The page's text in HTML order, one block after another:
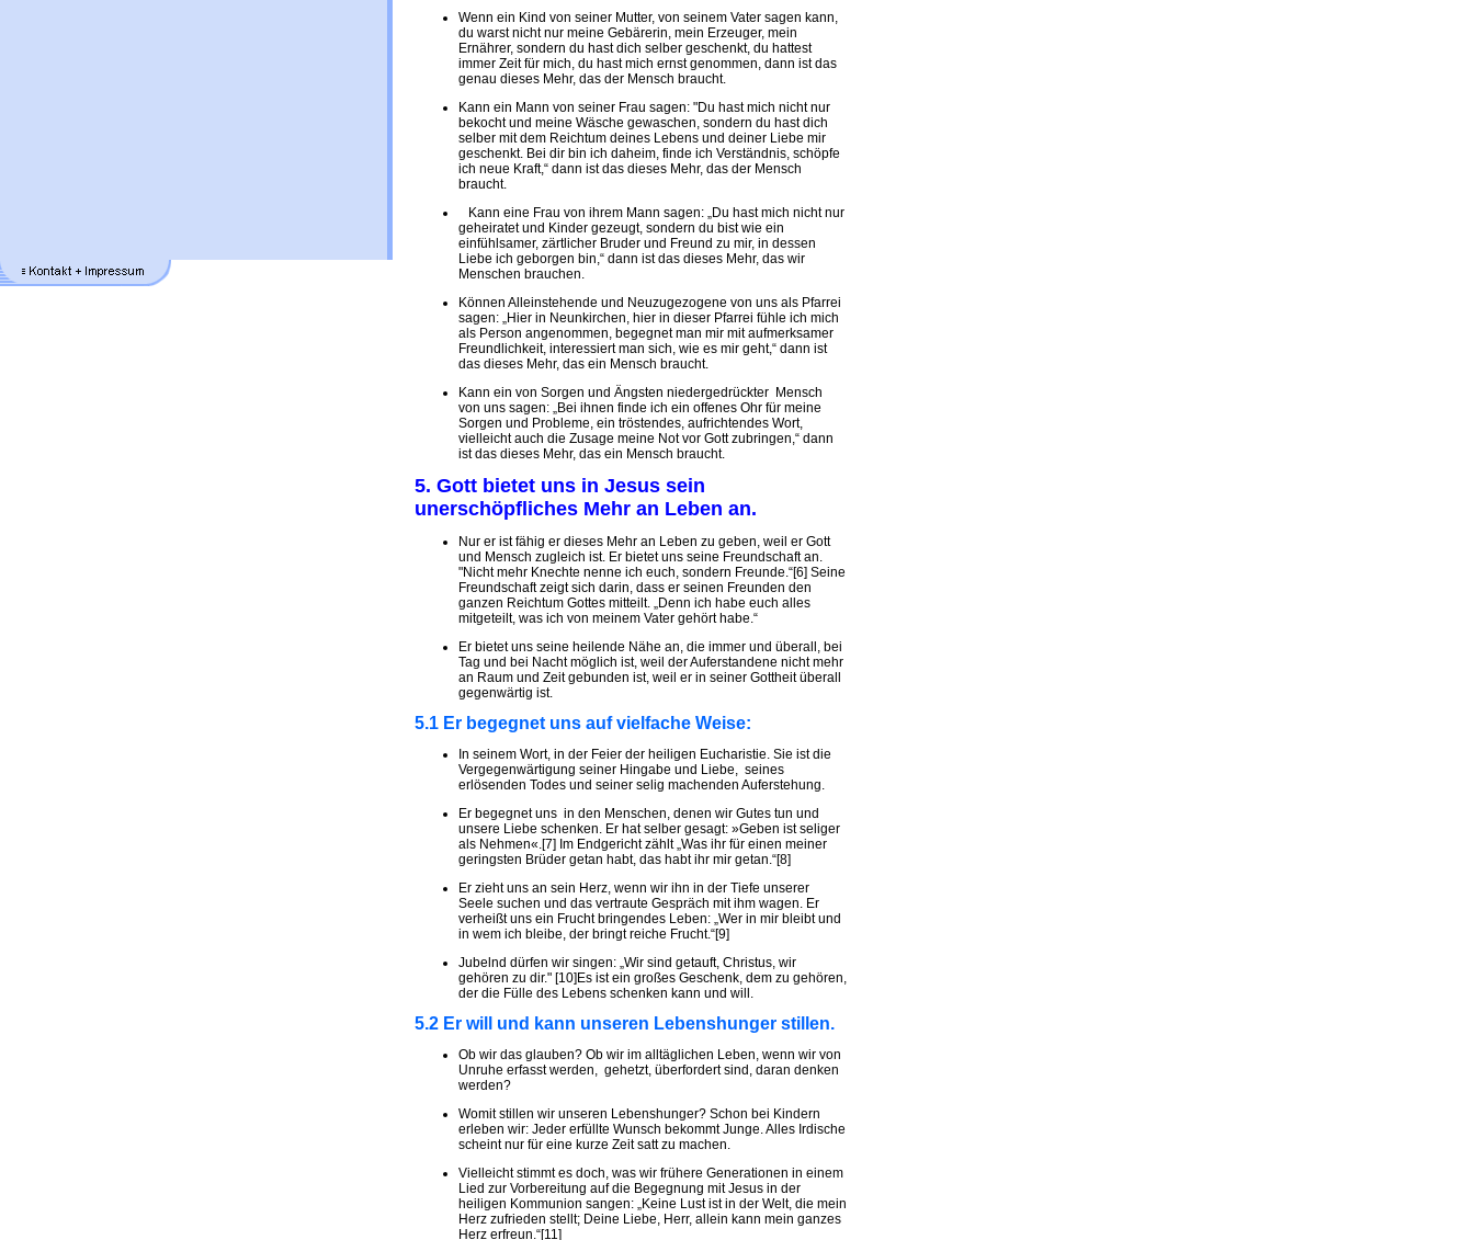
Wenn ein Kind von seiner Mutter, von seinem Vater sagen kann,
du warst nicht nur meine Gebärerin, mein Erzeuger, mein
Ernährer, sondern du hast dich selber geschenkt, du hattest
immer Zeit für mich, du hast mich ernst genommen, dann ist das
genau dieses Mehr, das der Mensch braucht.
Kann ein Mann von seiner Frau sagen: "Du hast mich nicht nur
bekocht und meine Wäsche gewaschen, sondern du hast dich
selber mit dem Reichtum deines Lebens und deiner Liebe mir
geschenkt. Bei dir bin ich daheim, finde ich Verständnis, schöpfe
ich neue Kraft,“ dann ist das dieses Mehr, das der Mensch
braucht.
Kann eine Frau von ihrem Mann sagen: „Du hast mich nicht nur
geheiratet und Kinder gezeugt, sondern du bist wie ein
einfühlsamer, zärtlicher Bruder und Freund zu mir, in dessen
Liebe ich geborgen bin,“ dann ist das dieses Mehr, das wir
Menschen brauchen.
Können Alleinstehende und Neuzugezogene von uns als Pfarrei
sagen: „Hier in Neunkirchen, hier in dieser Pfarrei fühle ich mich
als Person angenommen, begegnet man mir mit aufmerksamer
Freundlichkeit, interessiert man sich, wie es mir geht,“ dann ist
das dieses Mehr, das ein Mensch braucht.
Kann ein von Sorgen und Ängsten niedergedrückter Mensch
von uns sagen: „Bei ihnen finde ich ein offenes Ohr für meine
Sorgen und Probleme, ein tröstendes, aufrichtendes Wort,
vielleicht auch die Zusage meine Not vor Gott zubringen,“ dann
ist das dieses Mehr, das ein Mensch braucht.
5. Gott bietet uns in Jesus sein
unerschöpfliches Mehr an Leben an.
Nur er ist fähig er dieses Mehr an Leben zu geben, weil er Gott
und Mensch zugleich ist. Er bietet uns seine Freundschaft an.
"Nicht mehr Knechte nenne ich euch, sondern Freunde.“[6] Seine
Freundschaft zeigt sich darin, dass er seinen Freunden den
ganzen Reichtum Gottes mitteilt. „Denn ich habe euch alles
mitgeteilt, was ich von meinem Vater gehört habe.“
Er bietet uns seine heilende Nähe an, die immer und überall, bei
Tag und bei Nacht möglich ist, weil der Auferstandene nicht mehr
an Raum und Zeit gebunden ist, weil er in seiner Gottheit überall
gegenwärtig ist.
5.1 Er begegnet uns auf vielfache Weise:
In seinem Wort, in der Feier der heiligen Eucharistie. Sie ist die
Vergegenwärtigung seiner Hingabe und Liebe, seines
erlösenden Todes und seiner selig machenden Auferstehung.
Er begegnet uns in den Menschen, denen wir Gutes tun und
unsere Liebe schenken. Er hat selber gesagt: »Geben ist seliger
als Nehmen«.[7] Im Endgericht zählt „Was ihr für einen meiner
geringsten Brüder getan habt, das habt ihr mir getan.“[8]
Er zieht uns an sein Herz, wenn wir ihn in der Tiefe unserer
Seele suchen und das vertraute Gespräch mit ihm wagen. Er
verheißt uns ein Frucht bringendes Leben: „Wer in mir bleibt und
in wem ich bleibe, der bringt reiche Frucht.“[9]
Jubelnd dürfen wir singen: „Wir sind getauft, Christus, wir
gehören zu dir." [10]Es ist ein großes Geschenk, dem zu gehören,
der die Fülle des Lebens schenken kann und will.
5.2 Er will und kann unseren Lebenshunger stillen.
Ob wir das glauben? Ob wir im alltäglichen Leben, wenn wir von
Unruhe erfasst werden, gehetzt, überfordert sind, daran denken
werden?
Womit stillen wir unseren Lebenshunger? Schon bei Kindern
erleben wir: Jeder erfüllte Wunsch bekommt Junge. Alles Irdische
scheint nur für eine kurze Zeit satt zu machen.
Vielleicht stimmt es doch, was wir frühere Generationen in einem
Lied zur Vorbereitung auf die Begegnung mit Jesus in der
heiligen Kommunion sangen: „Keine Lust ist in der Welt, die mein
Herz zufrieden stellt; Deine Liebe, Herr, allein kann mein ganzes
Herz erfreun.“[11]